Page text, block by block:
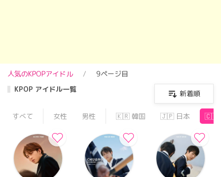
人気のKPOPアイドル
9ページ目
KPOP アイドル一覧
新着順
すべて 女性 男性 🇰🇷 韓国 🇯🇵 日本 🇨🇳